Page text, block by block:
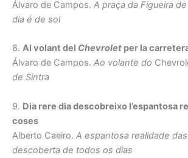
Álvaro de Campos. A praça da Figueira
dia é de sol
8. Al volant del Chevrolet per la
Álvaro de Campos. Ao volante do
de Sintra
9. Dia rere dia descobreixo l’espantosa
coses
Alberto Caeiro. A espantosa realidade
descoberta de todos os dias